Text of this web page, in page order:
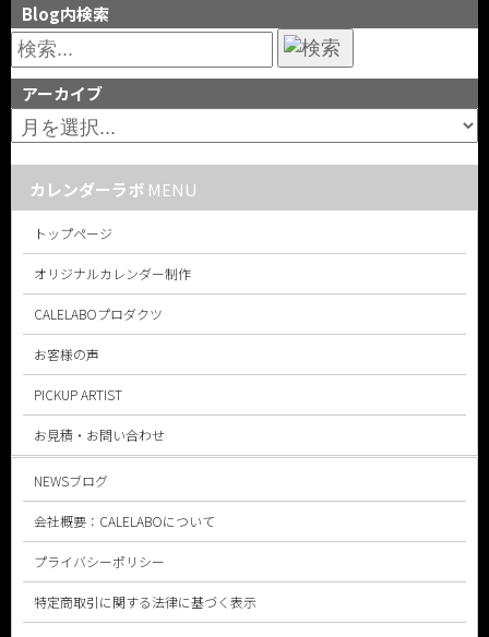
Blog内検索
アーカイブ
カレンダーラボ MENU
トップページ
オリジナルカレンダー制作
CALELABOプロダクツ
お客様の声
PICKUP ARTIST
お見積・お問い合わせ
NEWSブログ
会社概要：CALELABOについて
プライバシーポリシー
特定商取引に関する法律に基づく表示